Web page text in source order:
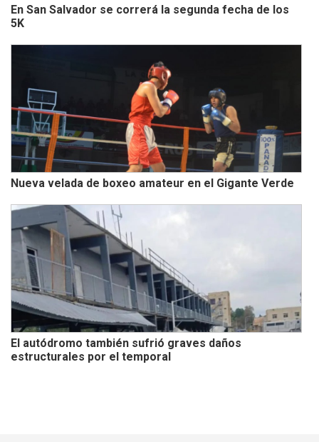
En San Salvador se correrá la segunda fecha de los
5K
Nueva velada de boxeo amateur en el Gigante Verde
El autódromo también sufrió graves daños
estructurales por el temporal